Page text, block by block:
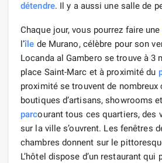
détendre. Il y a aussi une salle de
Chaque jour, vous pourrez faire une
l’île de Murano, célèbre pour son
Locanda al Gambero se trouve à 3
place Saint-Marc et à proximité du
proximité se trouvent de nombreux
boutiques d’artisans, showrooms
parcourant tous ces quartiers, des
sur la ville s’ouvrent. Les fenêtres
chambres donnent sur le
L’hôtel dispose d’un restaurant qui